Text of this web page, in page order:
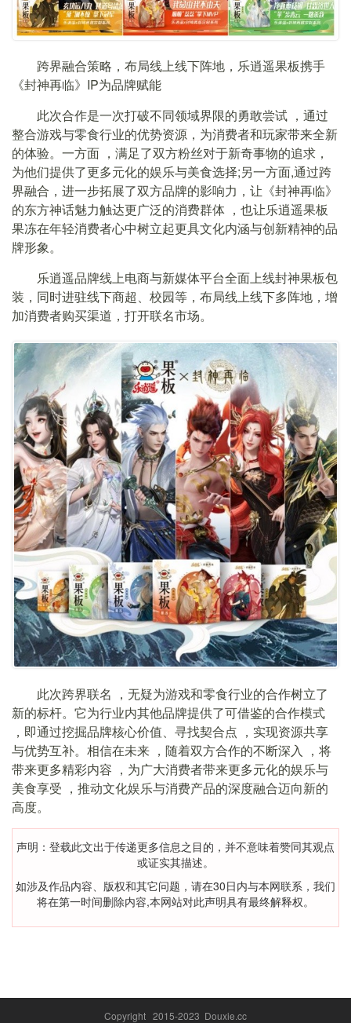
跨界融合策略 ，布局线上线下阵地，乐逍遥果板携手
《封神再临》IP为品牌赋能
此次合作是⼀次打破不同领域界限的勇敢尝试 ，通过
整合游戏与零⻝⾏业的优势资源，为消费者和玩家带来全新
的体验。一方面 ，满⾜了双⽅粉丝对于新奇事物的追求，
为他们提供了更多元化的娱乐与美⻝选择;另一方面,通过跨
界融合，进⼀步拓展了双⽅品牌的影响⼒，让《封神再临》
的东⽅神话魅⼒触达更⼴泛的消费群体 ，也让乐逍遥果板
果冻在年轻消费者⼼中树⽴起更具⽂化内涵与创新精神的品
牌形象。
乐逍遥品牌线上电商与新媒体平台全面上线封神果板包
装，同时进驻线下商超、校园等，布局线上线下多阵地，增
加消费者购买渠道，打开联名市场。
此次跨界联名 ，⽆疑为游戏和零⻝⾏业的合作树⽴了
新的标杆。它为⾏业内其他品牌提供了可借鉴的合作模式
，即通过挖掘品牌核⼼价值、寻找契合点 ，实现资源共享
与优势互补。相信在未来 ，随着双⽅合作的不断深⼊ ，将
带来更多精彩内容 ，为⼴⼤消费者带来更多元化的娱乐与
美⻝享受 ，推动⽂化娱乐与消费产品的深度融合迈向新的
⾼度。
声明：登载此文出于传递更多信息之目的，并不意味着赞同其观点
或证实其描述。
如涉及作品内容、版权和其它问题，请在30日内与本网联系，我们
将在第一时间删除内容,本网站对此声明具有最终解释权。
Copyright 2015-2023 Douxie.cc